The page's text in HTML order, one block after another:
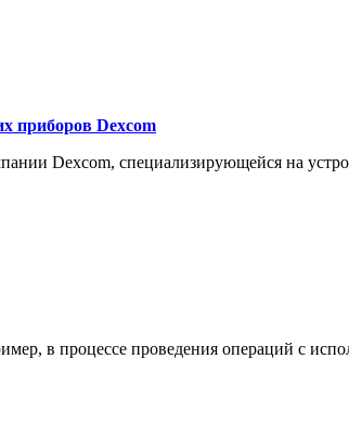
приборов Dexcom
Dexcom, специализирующейся на
в процессе проведения операций с